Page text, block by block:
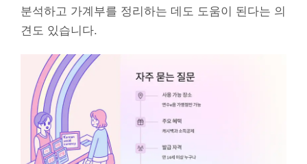
분석하고 가계부를 정리하는 데도 도움이 된다는 의
견도 있습니다.